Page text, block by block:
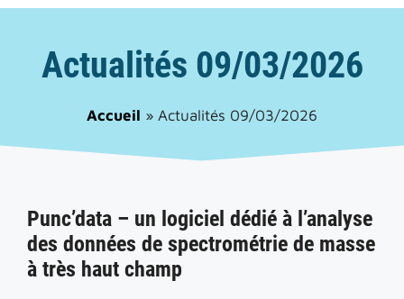
Actualités 09/03/2026
Accueil » Actualités 09/03/2026
Punc’data – un logiciel dédié à l’analyse
des données de spectrométrie de masse
à très haut champ